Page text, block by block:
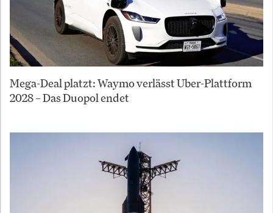
Mega-Deal platzt: Waymo verlässt Uber-Plattform
2028 – Das Duopol endet